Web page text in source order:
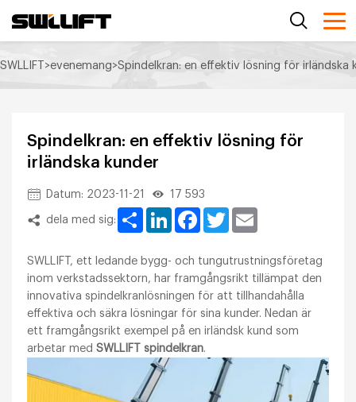
SWLLIFT>evenemang>Spindelkran: en effektiv lösning för irländska
Spindelkran: en effektiv lösning för
irländska kunder
Datum: 2023-11-21 17 593
dela med sig:
Share LinkedInFacebook
Twitter
SWLLIFT, ett ledande bygg- och tungutrustningsföretag
inom verkstadssektorn, har framgångsrikt tillämpat den
innovativa spindelkranlösningen för att tillhandahålla
effektiva och säkra lösningar för sina kunder. Nedan är
ett framgångsrikt exempel på en irländsk kund som
arbetar medSWLLIFT spindelkran.